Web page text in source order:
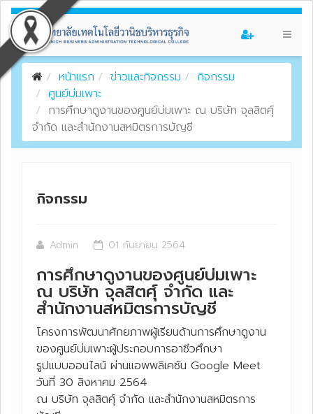
หน้าแรก ข่าวและกิจกรรม
กิจกรรม
ศูนย์บ่มเพาะ
การศึกษาดูงานของศูนย์บ่มเพาะ ณ บริษัท จุลสิตศุ์
จำกัด และสำนักงานสหมิตรการบัญชี
กิจกรรม
Admin 01 กันยายน 2564
การศึกษาดูงานของศูนย์บ่มเพาะ
ณ บริษัท จุลสิตศุ์ จำกัด และ
สำนักงานสหมิตรการบัญชี
โครงการพัฒนาศักยภาพผู้เรียนด้านการศึกษาดูงาน
ของศูนย์บ่มเพาะผู้ประกอบการอาชีวศึกษา
รูปแบบออนไลน์ ผ่านแอพพลิเคชัน Google Meet
วันที่ 30 สิงหาคม 2564
ณ บริษัท จุลสิตศุ์ จำกัด และสำนักงานสหมิตรการ